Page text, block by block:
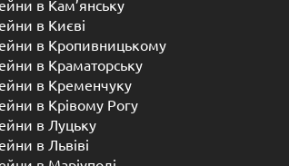
в Кам’янську
в Києві
в Кропивницькому
в Краматорську
в Кременчуку
в Крівому Рогу
в Луцьку
в Львіві